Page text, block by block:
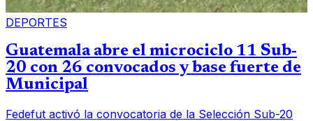
DEPORTES
Guatemala abre el microciclo 11 Sub-
20 con 26 convocados y base fuerte de
Municipal
Fedefut activó la convocatoria de la Selección Sub-20